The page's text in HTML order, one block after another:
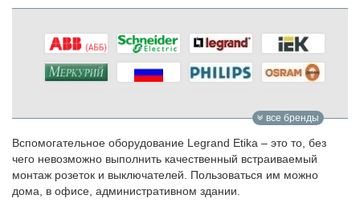
все бренды
Вспомогательное оборудование Legrand Etika – это то, без
чего невозможно выполнить качественный встраиваемый
монтаж розеток и выключателей. Пользоваться им можно
дома, в офисе, административном здании.